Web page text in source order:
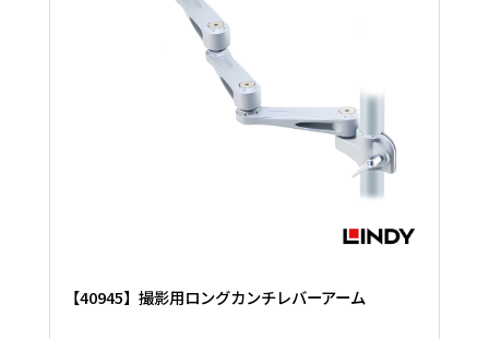
【40945】撮影用ロングカンチレバーアーム